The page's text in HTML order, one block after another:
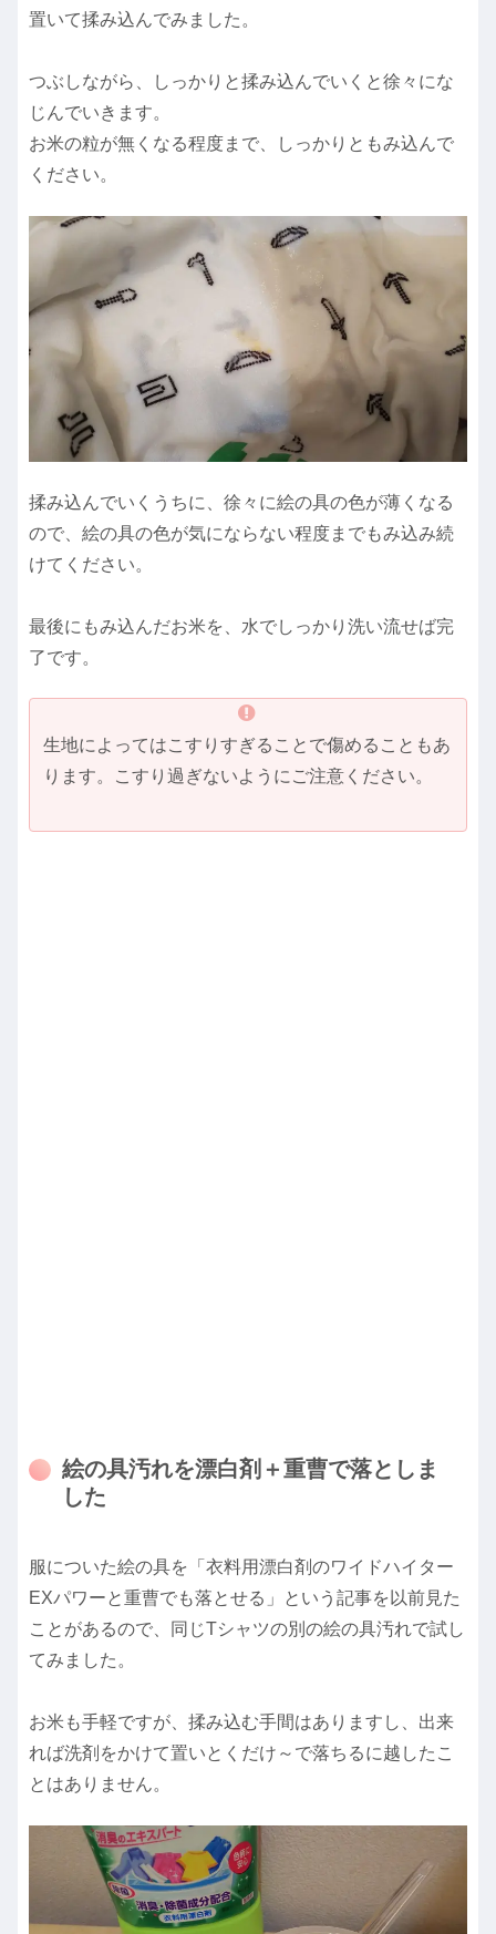
置いて揉み込んでみました。
つぶしながら、しっかりと揉み込んでいくと徐々にな
じんでいきます。
お米の粒が無くなる程度まで、しっかりともみ込んで
ください。
揉み込んでいくうちに、徐々に絵の具の色が薄くなる
ので、絵の具の色が気にならない程度までもみ込み続
けてください。
最後にもみ込んだお米を、水でしっかり洗い流せば完
了です。
生地によってはこすりすぎることで傷めることもあ
ります。こすり過ぎないようにご注意ください。
絵の具汚れを漂白剤＋重曹で落としま
した
服についた絵の具を「衣料用漂白剤のワイドハイター
EXパワーと重曹でも落とせる」という記事を以前見た
ことがあるので、同じTシャツの別の絵の具汚れで試し
てみました。
お米も手軽ですが、揉み込む手間はありますし、出来
れば洗剤をかけて置いとくだけ～で落ちるに越したこ
とはありません。